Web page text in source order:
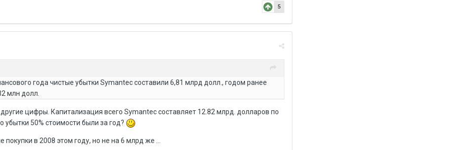
5
года чистые убытки Symantec составили 6,81 млрд долл., годом ранее
млн долл.
цифры. Капитализация всего Symantec составляет 12.82 млрд. долларов по
убытки 50% стоимости были за год?
покупки в 2008 этом году, но не на 6 млрд же ...